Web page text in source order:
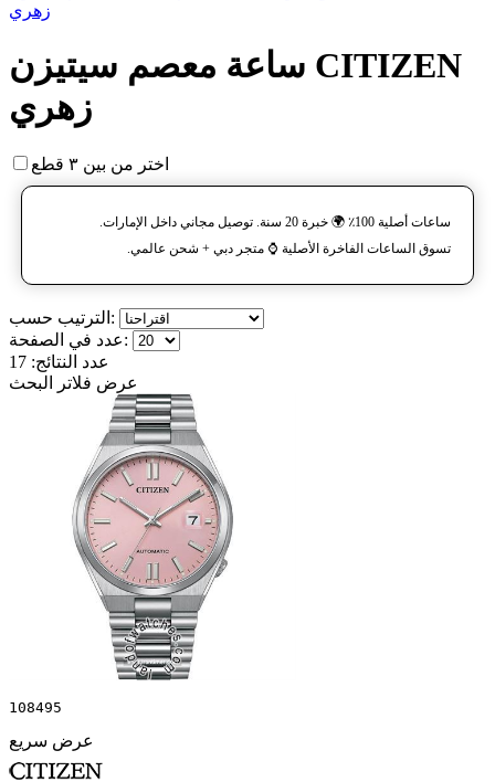
زهري
ساعة معصم سیتیزن CITIZEN
زهري
اختر من بين ٣ قطع
ساعات أصلية 100٪ 🌍 خبرة 20 سنة. توصيل مجاني داخل الإمارات.
تسوق الساعات الفاخرة الأصلية ⌚️ متجر دبي + شحن عالمي.
الترتيب حسب:
عدد في الصفحة:
عدد النتائج: 17
عرض فلاتر البحث
108495
عرض سريع